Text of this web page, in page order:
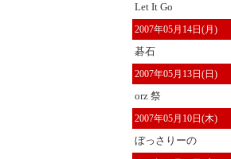
Let It Go
2007年05月14日(月)
碁石
2007年05月13日(日)
orz 祭
2007年05月10日(木)
ぼっさりーの